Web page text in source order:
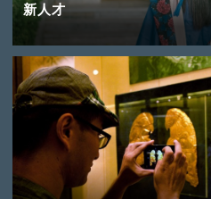
新人才